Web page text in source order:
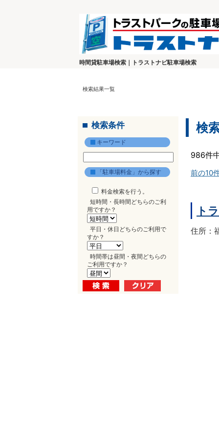
時間貸駐車場検索｜トラストナビ駐車場検索
検索結果一覧
検索条件
キーワード
「駐車場料金」から探す
料金検索を行う。
短時間・長時間どちらのご利
用ですか？
平日・休日どちらのご利用で
すか？
時間帯は昼間・夜間どちらの
ご利用ですか？
検
986件
前の10
ト
住所：